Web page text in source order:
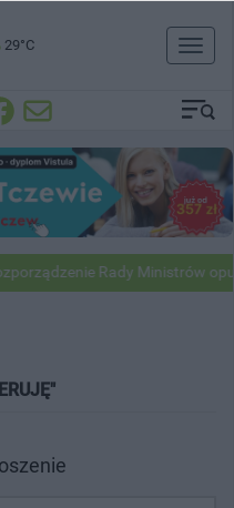
29°C
Toggle
Rady Ministrów